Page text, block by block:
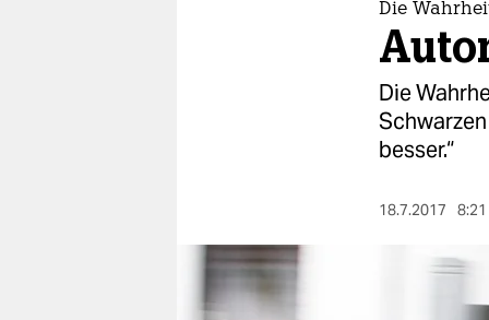
berlin
nord
Die
Die
besser.“
18.7.2017